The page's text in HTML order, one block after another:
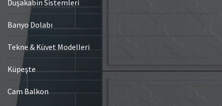
Duşakabin Sistemleri
Banyo Dolabı
Tekne & Küvet Modelleri
Küpeşte
Cam Balkon